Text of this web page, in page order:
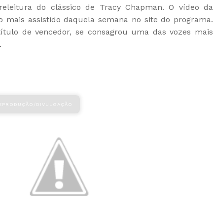
do clássico de Tracy Chapman. O vídeo da
mais assistido daquela semana no site do programa.
de vencedor, se consagrou uma das vozes mais